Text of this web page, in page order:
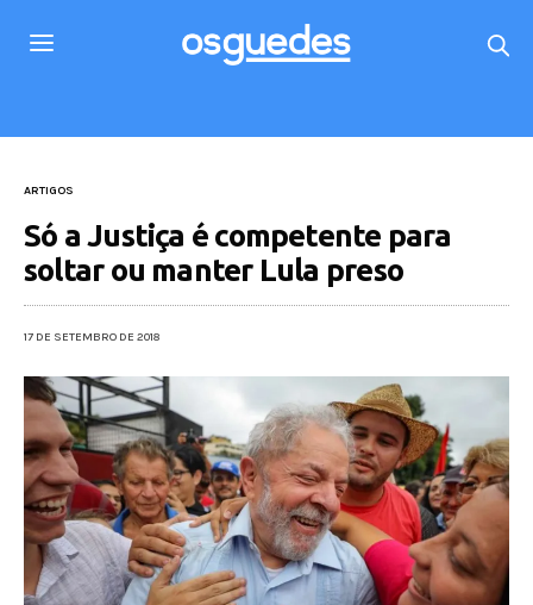
ARTIGOS
Só a Justiça é competente para
soltar ou manter Lula preso
17 DE SETEMBRO DE 2018